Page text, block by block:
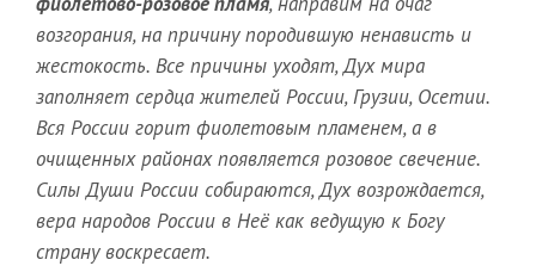
возгорания, на причину породившую ненависть и
жестокость. Все причины уходят, Дух мира
заполняет сердца жителей России, Грузии, Осетии.
Вся России горит фиолетовым пламенем, а в
очищенных районах появляется розовое свечение.
Силы Души России собираются, Дух возрождается,
вера народов России в Неё как ведущую к Богу
страну воскресает.